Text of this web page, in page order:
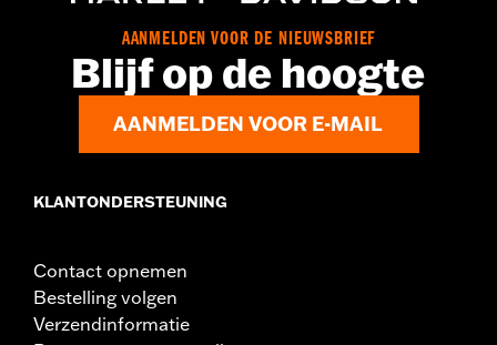
AANMELDEN VOOR DE NIEUWSBRIEF
Blijf op de hoogte
AANMELDEN VOOR E-MAIL
KLANTONDERSTEUNING
Contact opnemen
Bestelling volgen
Verzendinformatie